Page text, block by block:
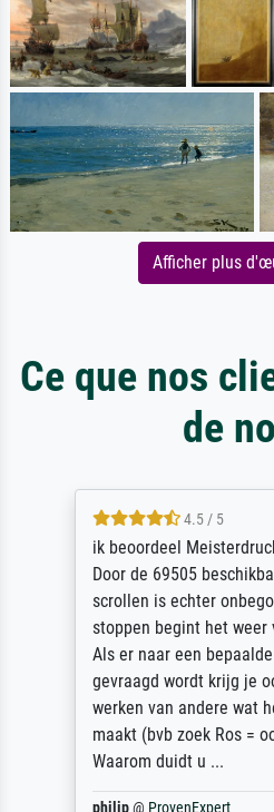
Afficher plus
Ce que nos
de
4.5 / 5
ik beoordeel
Door de 69505
scrollen is echter
stoppen begint het weer
Als er naar een
gevraagd wordt krijg je
werken van andere wat
maakt (bvb zoek Ros =
Waarom duidt u ...